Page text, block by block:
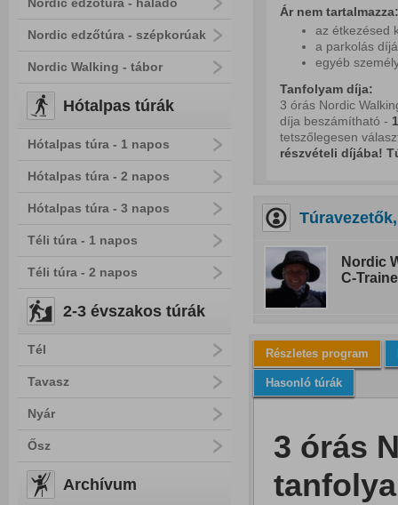
Nordic edzőtúra - szépkorúak
Nordic Walking - tábor
Hótalpas túrák
Hótalpas túra - 1 napos
Hótalpas túra - 2 napos
Hótalpas túra - 3 napos
Téli túra - 1 napos
Téli túra - 2 napos
2-3 évszakos túrák
Tél
Tavasz
Nyár
Ősz
Archívum
Ár nem tartalmazza:
az étkezésed
a parkolás
egyéb
Tanfolyam díja:
3 órás Nordic
díja beszámítható -
tetszőlegesen
részvételi díjába!
Nordic
C-
Részletes program
Hasonló túrák
3 órás